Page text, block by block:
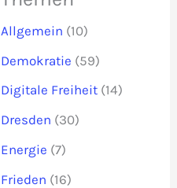
Allgemein (10)
Demokratie (59)
Digitale Freiheit (14)
Dresden (30)
Energie (7)
Frieden (16)